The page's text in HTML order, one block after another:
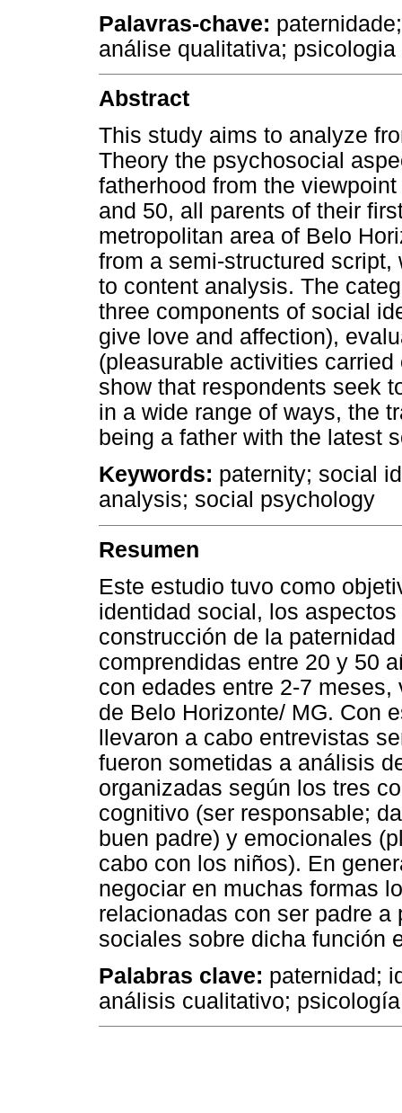
Palavras-chave:
análise qualitativa; psicologia
Abstract
This study aims to analyze
Theory the psychosocial
fatherhood from the
and 50, all parents of their
metropolitan area of Belo
from a semi-structured
to content analysis. The
three components of social
give love and affection),
(pleasurable activities
show that respondents seek
in a wide range of ways, the
being a father with the latest
Keywords: paternity; social
analysis; social psychology
Resumen
Este estudio tuvo como
identidad social, los
construcción de la
comprendidas entre 20 y 50
con edades entre 2-7
de Belo Horizonte/ MG. Con
llevaron a cabo entrevistas
fueron sometidas a análisis
organizadas según los tres
cognitivo (ser responsable;
buen padre) y emocionales
cabo con los niños). En
negociar en muchas formas
relacionadas con ser padre
sociales sobre dicha función
Palabras clave: paternidad;
análisis cualitativo;